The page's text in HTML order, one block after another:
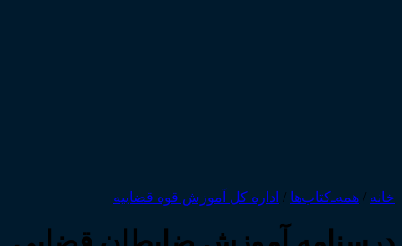
خانه / همه‌ـ‌کتاب‌ها / اداره کل آموزش قوه قضاییه